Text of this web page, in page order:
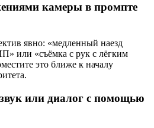
камеры в промпте
явно: «медленный наезд
или «съёмка с рук с лёгким
это ближе к началу
или диалог с помощью